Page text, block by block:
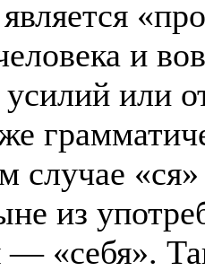
и
или
случае
из
«себя».